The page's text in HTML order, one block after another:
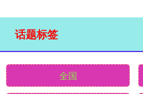
话题标签
全国